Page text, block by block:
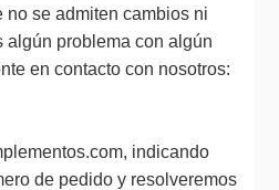
no se admiten cambios ni
algún problema con algún
en contacto con nosotros:
indicando
de pedido y resolveremos